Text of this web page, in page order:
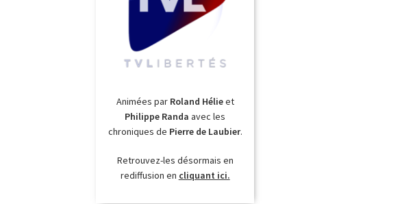
Animées par Roland Hélieet
Philippe Randa avec les
chroniques de Pierre de Laubier.
Retrouvez-les désormais en
rediffusion en cliquant ici.